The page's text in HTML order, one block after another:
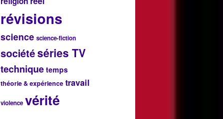
révisions
science science-fiction
sociétéséries TV
technique temps
théorie & expérience travail
violence vérité